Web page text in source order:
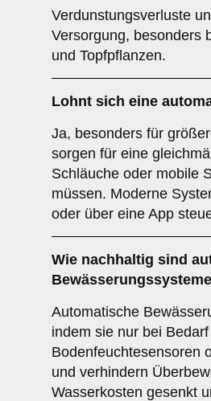
Verdunstungsverluste
Versorgung, besonders
und Topfpflanzen.
Lohnt sich eine
Ja, besonders für
sorgen für eine
Schläuche oder mobile
müssen. Moderne
oder über eine App
Wie nachhaltig sind
Automatische
indem sie nur bei
Bodenfeuchtesensoren
und verhindern
Wasserkosten gesenkt